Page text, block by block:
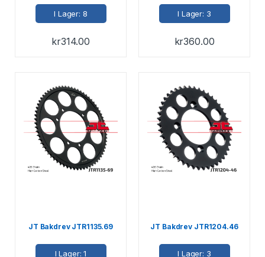
I Lager: 8
kr314.00
I Lager: 3
kr360.00
JT Bakdrev JTR1135.69
I Lager: 1
JT Bakdrev JTR1204.46
I Lager: 3